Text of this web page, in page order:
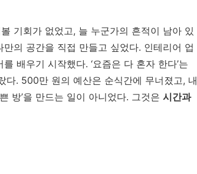
기회가 없었고, 늘 누군가의 흔적이 남아 있
의 공간을 직접 만들고 싶었다. 인테리어 업
배우기 시작했다. ‘요즘은 다 혼자 한다’는
다. 500만 원의 예산은 순식간에 무너졌고, 내
방’을 만드는 일이 아니었다. 그것은 시간과